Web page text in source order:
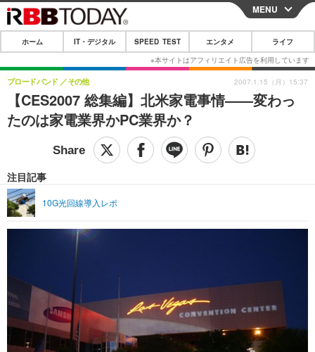
CLOSE
ホーム
IT・デジタル
IT・デジタルTOP スマートフォン
ショッピング その他
SPEED TEST
エンタメTOP 映画・ドラマ
グラビア
ライフTOP
その他
リリース一覧
プッシュ通知の停止方法
MENU
ホーム IT・デジタル SPEED TEST エンタメ ライフ
【CES2007 総集編】北米家電事情——変わっ
たのは家電業界かPC業界か？
ブロードバンド その他
注目記事
10G光回線導入レポ
2007.1.15（月）15:37